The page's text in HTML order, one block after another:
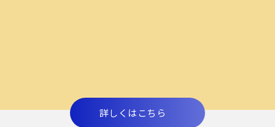
詳しくはこちら